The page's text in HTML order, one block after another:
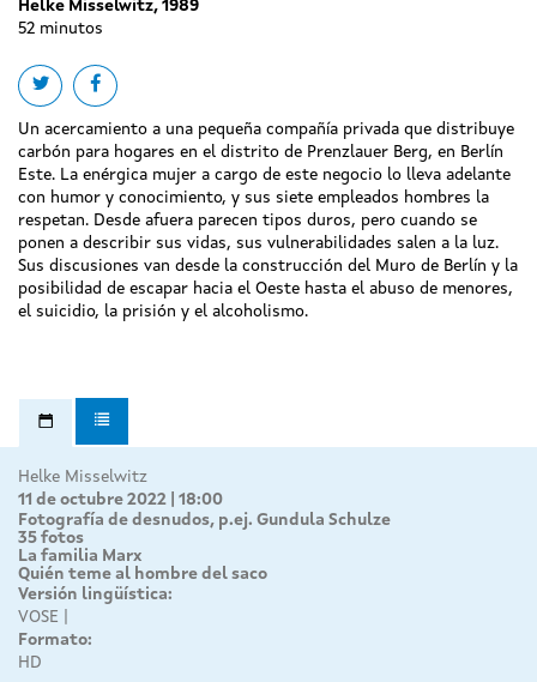
Helke Misselwitz, 1989
52 minutos
Share on twitter
Share on facebook
Un acercamiento a una pequeña compañía privada que distribuye
carbón para hogares en el distrito de Prenzlauer Berg, en Berlín
Este. La enérgica mujer a cargo de este negocio lo lleva adelante
con humor y conocimiento, y sus siete empleados hombres la
respetan. Desde afuera parecen tipos duros, pero cuando se
ponen a describir sus vidas, sus vulnerabilidades salen a la luz.
Sus discusiones van desde la construcción del Muro de Berlín y la
posibilidad de escapar hacia el Oeste hasta el abuso de menores,
el suicidio, la prisión y el alcoholismo.
Helke Misselwitz
11 de octubre 2022 | 18:00
Fotografía de desnudos, p.ej. Gundula Schulze
35 fotos
La familia Marx
Quién teme al hombre del saco
Versión lingüística:
VOSE
Formato:
HD